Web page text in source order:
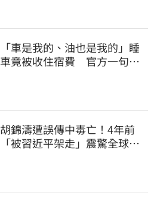
「車是我的、油也是我的」睡
車竟被收住宿費 官方一句話
胡錦濤遭誤傳中毒亡！4年前
「被習近平架走」震驚全球